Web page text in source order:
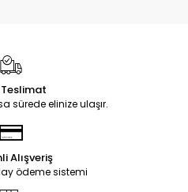
Teslimat
sürede elinize ulaşır.
Alışveriş
ödeme sistemi